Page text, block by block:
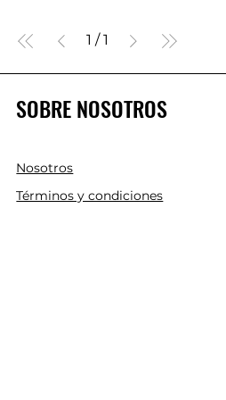
1 / 1
SOBRE NOSOTROS
Nosotros
Términos y condiciones